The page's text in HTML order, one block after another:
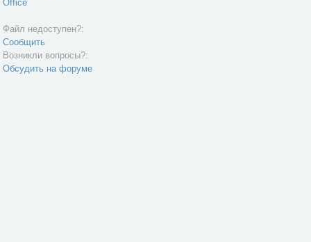
Office
Файл недоступен?:
Сообщить
Возникли вопросы?:
Обсудить на форуме